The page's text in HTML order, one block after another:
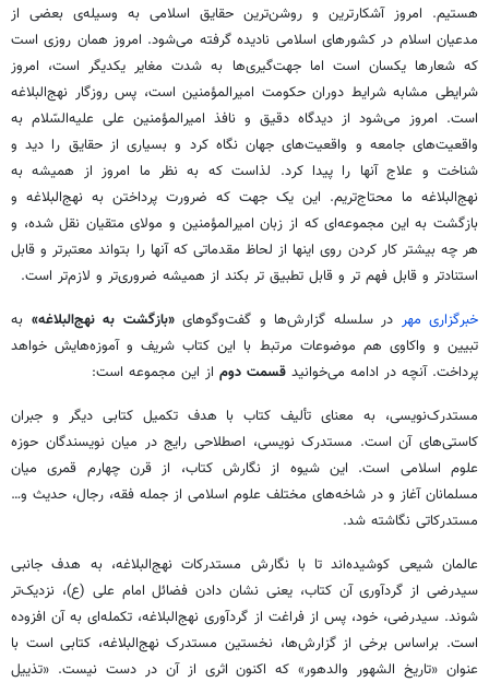
هستیم. امروز آشکارترین و روشن‌ترین حقایق اسلامی به وسیله‌ی بعضی از
مدعیان اسلام در کشورهای اسلامی نادیده گرفته می‌شود. امروز همان روزی است
که شعارها یکسان است اما جهت‌گیری‌ها به شدت مغایر یکدیگر است، امروز
شرایطی مشابه شرایط دوران حکومت امیرالمؤمنین است، پس روزگار نهج‌البلاغه
است. امروز می‌شود از دیدگاه دقیق و نافذ امیرالمؤمنین علی علیه‌السّلام به
واقعیت‌های جامعه و واقعیت‌های جهان نگاه کرد و بسیاری از حقایق را دید و
شناخت و علاج آنها را پیدا کرد. لذاست که به نظر ما امروز از همیشه به
نهج‌البلاغه ما محتاج‌تریم. این یک جهت که ضرورت پرداختن به نهج‌البلاغه و
بازگشت به این مجموعه‌ای که از زبان امیرالمؤمنین و مولای متقیان نقل شده، و
هر چه بیشتر کار کردن روی اینها از لحاظ مقدماتی که آنها را بتواند معتبرتر و قابل
استنادتر و قابل فهم تر و قابل تطبیق تر بکند از همیشه ضروری‌تر و لازم‌تر است.
خبرگزاری مهر در سلسله گزارش‌ها و گفت‌وگوهای «بازگشت به نهج‌البلاغه» به
تبیین و واکاوی هم موضوعات مرتبط با این کتاب شریف و آموزه‌هایش خواهد
پرداخت. آنچه در ادامه می‌خوانید قسمت دوم از این مجموعه است:
مستدرک‌نویسی، به معنای تألیف کتاب با هدف تکمیل کتابی دیگر و جبران
کاستی‌های آن است. مستدرک نویسی، اصطلاحی رایج در میان نویسندگان حوزه
علوم اسلامی است. این شیوه از نگارش کتاب، از قرن چهارم قمری میان
مسلمانان آغاز و در شاخه‌های مختلف علوم اسلامی از جمله فقه، رجال، حدیث و…
مستدرکاتی نگاشته شد.
عالمان شیعی کوشیده‌اند تا با نگارش مستدرکات نهج‌البلاغه، به هدف جانبی
سیدرضی از گردآوری آن کتاب، یعنی نشان دادن فضائل امام علی (ع)، نزدیک‌تر
شوند. سیدرضی، خود، پس از فراغت از گردآوری نهج‌البلاغه، تکمله‌ای به آن افزوده
است. براساس برخی از گزارش‌ها، نخستین مستدرک نهج‌البلاغه، کتابی است با
عنوان «تاریخ الشهور والدهور» که اکنون اثری از آن در دست نیست. «تذییل